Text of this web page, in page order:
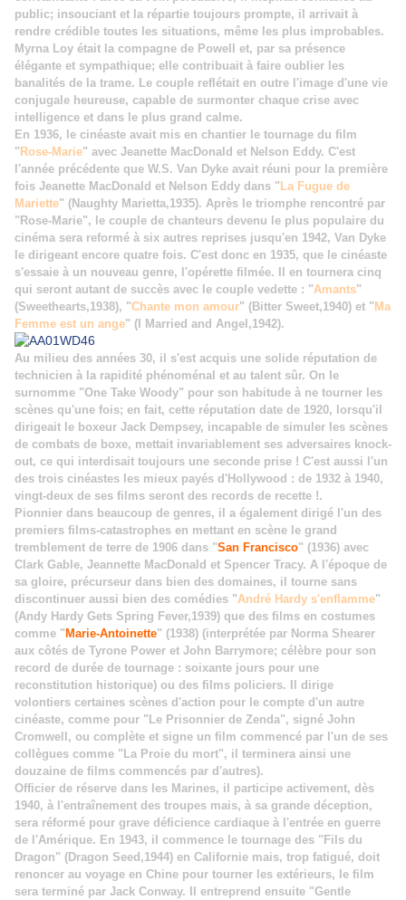
public; insouciant et la répartie toujours prompte, il arrivait à
rendre crédible toutes les situations, même les plus improbables.
Myrna Loy était la compagne de Powell et, par sa présence
élégante et sympathique; elle contribuait à faire oublier les
banalités de la trame. Le couple reflétait en outre l'image d'une vie
conjugale heureuse, capable de surmonter chaque crise avec
intelligence et dans le plus grand calme.
En 1936, le cinéaste avait mis en chantier le tournage du film
" Rose-Marie" avec Jeanette MacDonald et Nelson Eddy. C'est
l'année précédente que W.S. Van Dyke avait réuni pour la première
fois Jeanette MacDonald et Nelson Eddy dans " La Fugue de
Mariette" (Naughty Marietta,1935). Après le triomphe rencontré par
"Rose-Marie", le couple de chanteurs devenu le plus populaire du
cinéma sera reformé à six autres reprises jusqu'en 1942, Van Dyke
le dirigeant encore quatre fois. C'est donc en 1935, que le cinéaste
s'essaie à un nouveau genre, l'opérette filmée. Il en tournera cinq
qui seront autant de succès avec le couple vedette : "Amants"
(Sweethearts,1938), "Chante mon amour" (Bitter Sweet,1940) et " Ma
Femme est un ange" (I Married and Angel,1942).
Au milieu des années 30, il s'est acquis une solide réputation de
technicien à la rapidité phénoménal et au talent sûr. On le
surnomme "One Take Woody" pour son habitude à ne tourner les
scènes qu'une fois; en fait, cette réputation date de 1920, lorsqu'il
dirigeait le boxeur Jack Dempsey, incapable de simuler les scènes
de combats de boxe, mettait invariablement ses adversaires knock-
out, ce qui interdisait toujours une seconde prise ! C'est aussi l'un
des trois cinéastes les mieux payés d'Hollywood : de 1932 à 1940,
vingt-deux de ses films seront des records de recette !.
Pionnier dans beaucoup de genres, il a également dirigé l'un des
premiers films-catastrophes en mettant en scène le grand
tremblement de terre de 1906 dans "San Francisco" (1936) avec
Clark Gable, Jeannette MacDonald et Spencer Tracy. A l'époque de
sa gloire, précurseur dans bien des domaines, il tourne sans
discontinuer aussi bien des comédies "André Hardy s'enflamme"
(Andy Hardy Gets Spring Fever,1939) que des films en costumes
comme " Marie-Antoinette" (1938) (interprétée par Norma Shearer
aux côtés de Tyrone Power et John Barrymore; célèbre pour son
record de durée de tournage : soixante jours pour une
reconstitution historique) ou des films policiers.
Il dirige
volontiers certaines scènes d'action pour le compte d'un autre
cinéaste, comme pour "Le Prisonnier de Zenda", signé John
Cromwell, ou complète et signe un film commencé par l'un de ses
collègues comme "La Proie du mort", il terminera ainsi une
douzaine de films commencés par d'autres).
Officier de réserve dans les Marines, il participe activement, dès
1940, à l'entraînement des troupes mais, à sa grande déception,
sera réformé pour grave déficience cardiaque à l'entrée en guerre
de l'Amérique. En 1943, il commence le tournage des "Fils du
Dragon" (Dragon Seed,1944) en Californie mais, trop fatigué, doit
renoncer au voyage en Chine pour tourner les extérieurs, le film
sera terminé par Jack Conway. Il entreprend ensuite "Gentle